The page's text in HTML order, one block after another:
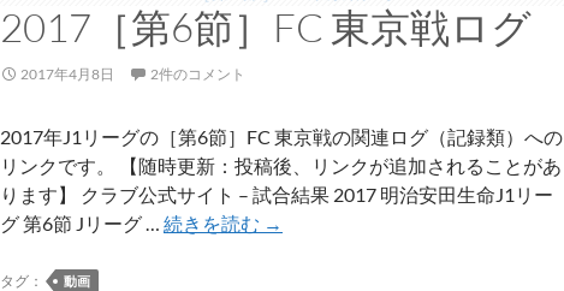
周
年
ク
ス
マ
2017［第6節］FC 東京戦ログ
2017年4月8日 2件のコメント
2017年J1リーグの［第6節］FC 東京戦の関連ログ（記録類）への
リンクです。 【随時更新：投稿後、リンクが追加されることがあ
ります】 クラブ公式サイト – 試合結果 2017 明治安田生命J1リー
グ 第6節 Jリーグ … 続きを読む 2017［第
→
タグ： 動画